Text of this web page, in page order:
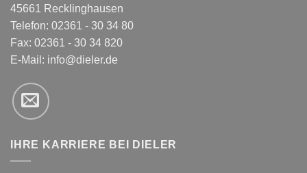
45661 Recklinghausen
Telefon: 02361 - 30 34 80
Fax: 02361 - 30 34 820
E-Mail: info@dieler.de
IHRE KARRIERE BEI DIELER